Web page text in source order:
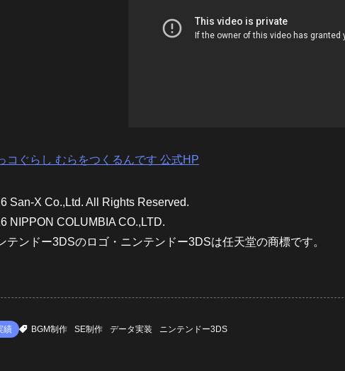
コぐらし むらをつくるんです 公式HP
San-X Co.,Ltd. All Rights Reserved.
NIPPON COLUMBIA CO.,LTD.
テンドー3DSのロゴ・ニンテンドー3DSは任天堂の商標です。
績 BGM制作 SE制作 データ実装 ニンテンドー3DS